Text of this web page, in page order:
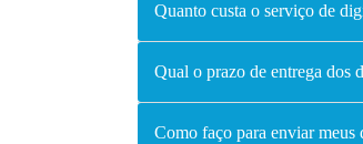
Quanto custa o serviço de
Qual o prazo de entrega dos
Como faço para enviar meus